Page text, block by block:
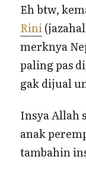
Eh btw,
Rini
merknya
paling pas
gak dijual
Insya Allah
anak
tambahin